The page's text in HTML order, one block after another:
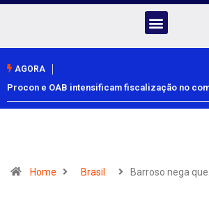
AGORA
Procon e OAB intensificam fiscalização no
Pais
Home Brasil Barroso nega que…